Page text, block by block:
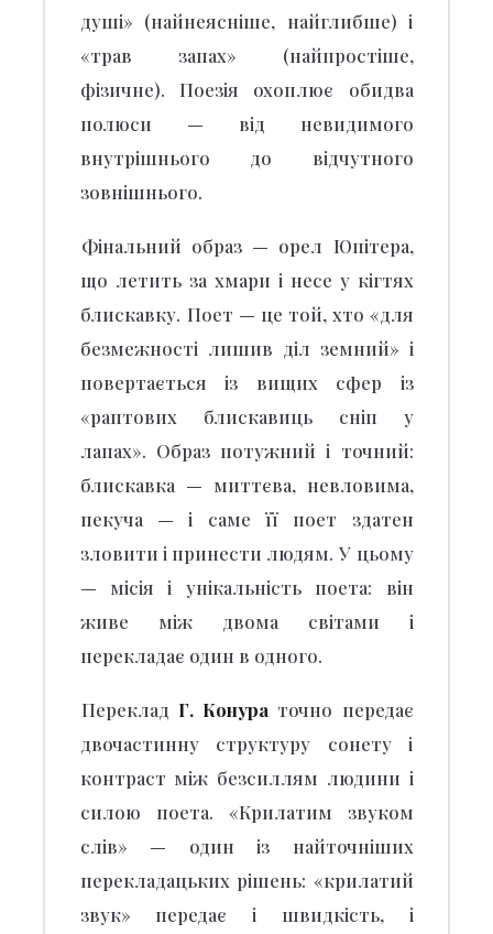
душі» (найнеясніше, найглибше) і
«трав запах» (найпростіше,
фізичне). Поезія охоплює обидва
полюси — від невидимого
внутрішнього до відчутного
зовнішнього.
Фінальний образ — орел Юпітера,
що летить за хмари і несе у кігтях
блискавку. Поет — це той, хто «для
безмежності лишив діл земний» і
повертається із вищих сфер із
«раптових блискавиць сніп у
лапах». Образ потужний і точний:
блискавка — миттєва, невловима,
пекуча — і саме її поет здатен
зловити і принести людям. У цьому
— місія і унікальність поета: він
живе між двома світами і
перекладає один в одного.
Переклад Г. Конура точно передає
двочастинну структуру сонету і
контраст між безсиллям людини і
силою поета. «Крилатим звуком
слів» — один із найточніших
перекладацьких рішень: «крилатий
звук» передає і швидкість, і